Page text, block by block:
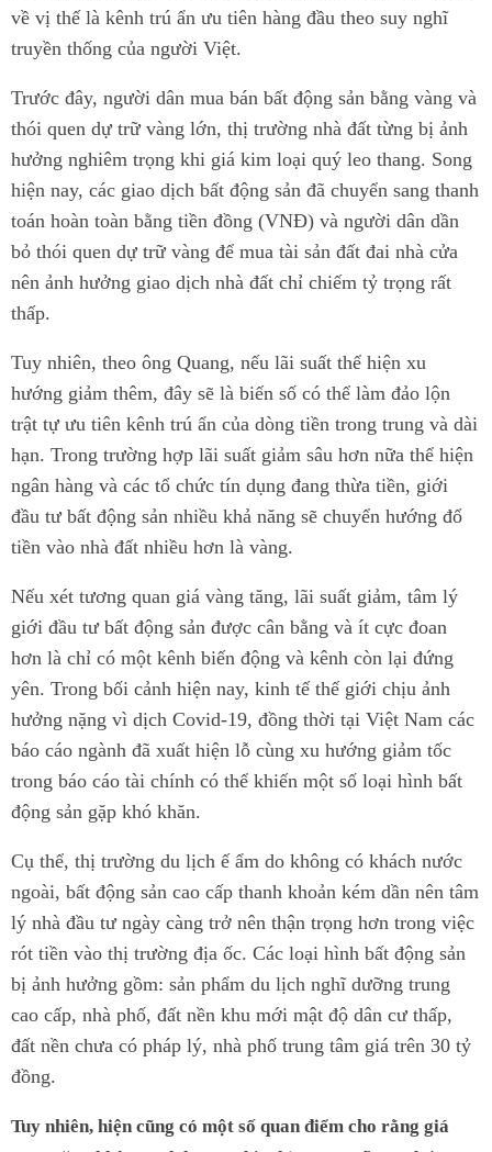
về vị thế là kênh trú ẩn ưu tiên hàng đầu theo suy nghĩ
truyền thống của người Việt.
Trước đây, người dân mua bán bất động sản bằng vàng và
thói quen dự trữ vàng lớn, thị trường nhà đất từng bị ảnh
hưởng nghiêm trọng khi giá kim loại quý leo thang. Song
hiện nay, các giao dịch bất động sản đã chuyển sang thanh
toán hoàn toàn bằng tiền đồng (VNĐ) và người dân dần
bỏ thói quen dự trữ vàng để mua tài sản đất đai nhà cửa
nên ảnh hưởng giao dịch nhà đất chỉ chiếm tỷ trọng rất
thấp.
Tuy nhiên, theo ông Quang, nếu lãi suất thể hiện xu
hướng giảm thêm, đây sẽ là biến số có thể làm đảo lộn
trật tự ưu tiên kênh trú ẩn của dòng tiền trong trung và dài
hạn. Trong trường hợp lãi suất giảm sâu hơn nữa thể hiện
ngân hàng và các tổ chức tín dụng đang thừa tiền, giới
đầu tư bất động sản nhiều khả năng sẽ chuyển hướng đổ
tiền vào nhà đất nhiều hơn là vàng.
Nếu xét tương quan giá vàng tăng, lãi suất giảm, tâm lý
giới đầu tư bất động sản được cân bằng và ít cực đoan
hơn là chỉ có một kênh biến động và kênh còn lại đứng
yên. Trong bối cảnh hiện nay, kinh tế thế giới chịu ảnh
hưởng nặng vì dịch Covid-19, đồng thời tại Việt Nam các
báo cáo ngành đã xuất hiện lỗ cùng xu hướng giảm tốc
trong báo cáo tài chính có thể khiến một số loại hình bất
động sản gặp khó khăn.
Cụ thể, thị trường du lịch ế ẩm do không có khách nước
ngoài, bất động sản cao cấp thanh khoản kém dần nên tâm
lý nhà đầu tư ngày càng trở nên thận trọng hơn trong việc
rót tiền vào thị trường địa ốc. Các loại hình bất động sản
bị ảnh hưởng gồm: sản phẩm du lịch nghĩ dưỡng trung
cao cấp, nhà phố, đất nền khu mới mật độ dân cư thấp,
đất nền chưa có pháp lý, nhà phố trung tâm giá trên 30 tỷ
đồng.
Tuy nhiên, hiện cũng có một số quan điểm cho rằng giá